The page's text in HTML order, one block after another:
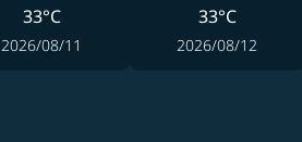
33°C
2026/08/11
33°C
2026/08/12